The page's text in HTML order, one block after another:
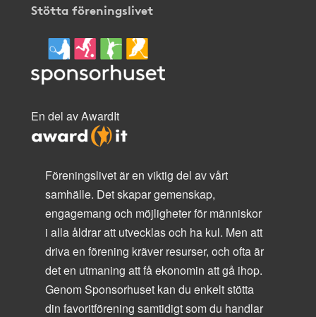
Stötta föreningslivet
En del av AwardIt
Föreningslivet är en viktig del av vårt
samhälle. Det skapar gemenskap,
engagemang och möjligheter för människor
i alla åldrar att utvecklas och ha kul. Men att
driva en förening kräver resurser, och ofta är
det en utmaning att få ekonomin att gå ihop.
Genom Sponsorhuset kan du enkelt stötta
din favoritförening samtidigt som du handlar